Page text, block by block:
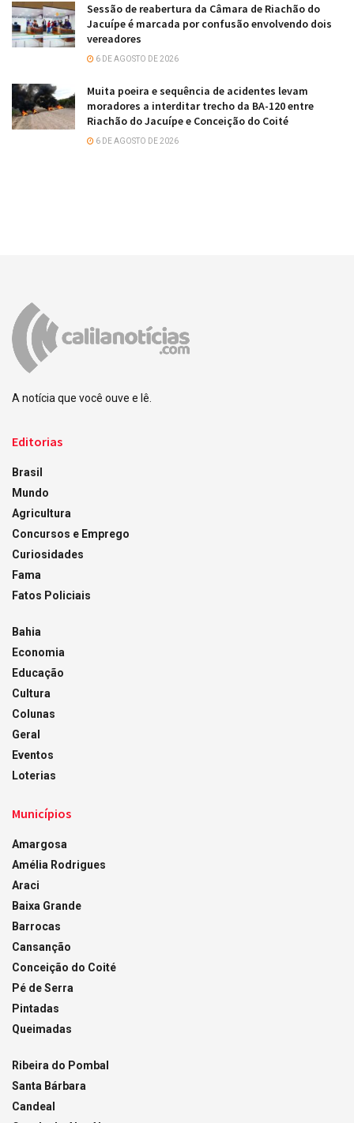
Sessão de reabertura da Câmara de Riachão do
Jacuípe é marcada por confusão envolvendo dois
vereadores
6 DE AGOSTO DE 2026
Muita poeira e sequência de acidentes levam
moradores a interditar trecho da BA-120 entre
Riachão do Jacuípe e Conceição do Coité
6 DE AGOSTO DE 2026
A notícia que você ouve e lê.
Editorias
Brasil
Mundo
Agricultura
Concursos e Emprego
Curiosidades
Fama
Fatos Policiais
Bahia
Economia
Educação
Cultura
Colunas
Geral
Eventos
Loterias
Municípios
Amargosa
Amélia Rodrigues
Araci
Baixa Grande
Barrocas
Cansanção
Conceição do Coité
Pé de Serra
Pintadas
Queimadas
Ribeira do Pombal
Santa Bárbara
Candeal